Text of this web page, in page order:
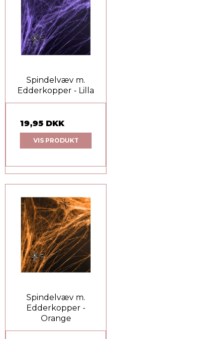
Spindelvæv m.
Edderkopper - Lilla
19,95 DKK
VIS PRODUKT
Spindelvæv m.
Edderkopper -
Orange